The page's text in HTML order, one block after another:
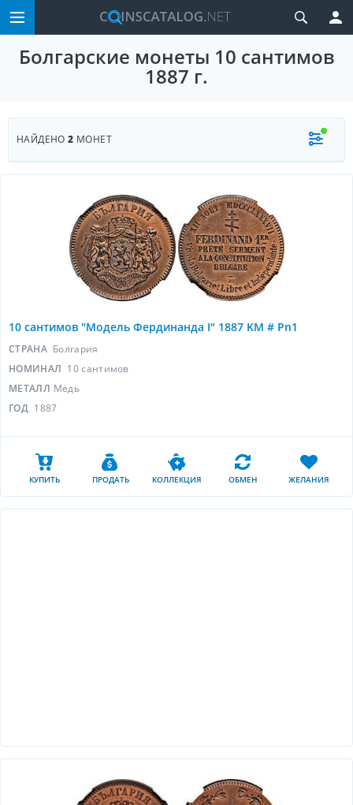
Болгарские монеты 10 сантимов
1887 г.
НАЙДЕНО2 МОНЕТ
10 сантимов "Модель Фердинанда I" 1887 KM # Pn1
СТРАНА Болгария
НОМИНАЛ 10 сантимов
МЕТАЛЛ Медь
ГОД 1887
КУПИТЬ ПРОДАТЬ КОЛЛЕКЦИЯ ОБМЕН ЖЕЛАНИЯ